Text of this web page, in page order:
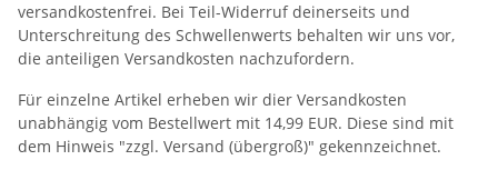
versandkostenfrei. Bei Teil-Widerruf deinerseits und
Unterschreitung des Schwellenwerts behalten wir uns vor,
die anteiligen Versandkosten nachzufordern.
Für einzelne Artikel erheben wir dier Versandkosten
unabhängig vom Bestellwert mit 14,99 EUR. Diese sind mit
dem Hinweis "zzgl. Versand (übergroß)" gekennzeichnet.